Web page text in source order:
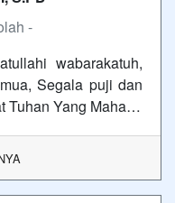
-
wabarakatuh,
Segala puji dan
Tuhan Yang Maha…